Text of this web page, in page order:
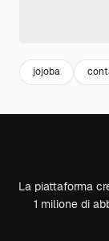
jojoba
La piattaforma
1 milione di